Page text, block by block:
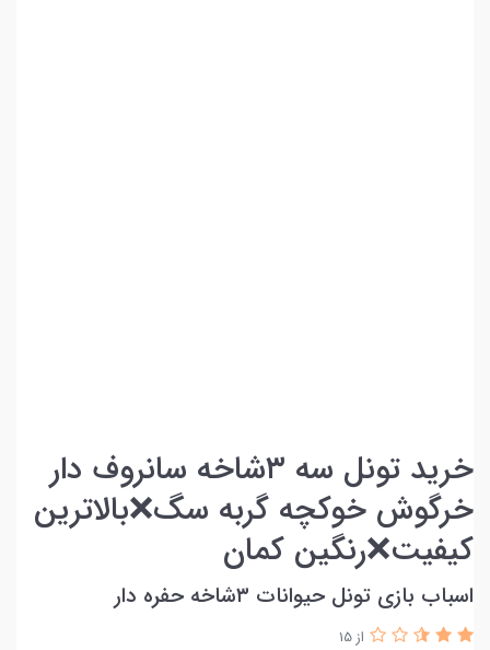
خرید تونل سه ۳شاخه سانروف دار
خرگوش خوکچه گربه سگ❌بالاترین
کیفیت❌رنگین کمان
اسباب بازی تونل حیوانات ۳شاخه حفره دار
از 15